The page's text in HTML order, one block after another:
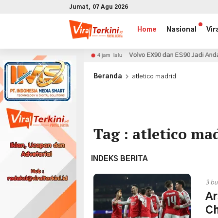
Jumat, 07 Agu 2026
Home Nasional
Volvo EX90 dan ES90 Jadi Andalan di GIIAS
Beranda atletico madrid
Tag : atletico
INDEKS BERITA
3